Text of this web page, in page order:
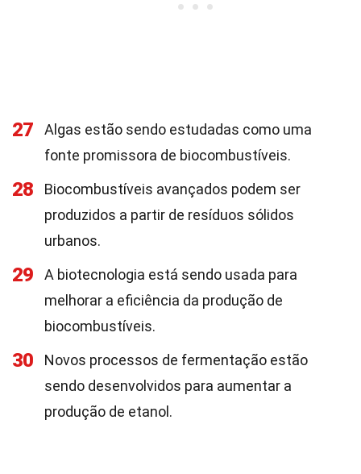
27
Algas estão sendo estudadas como uma
fonte promissora de biocombustíveis.
28
Biocombustíveis avançados podem ser
produzidos a partir de resíduos sólidos
urbanos.
29
A biotecnologia está sendo usada para
melhorar a eficiência da produção de
biocombustíveis.
30
Novos processos de fermentação estão
sendo desenvolvidos para aumentar a
produção de etanol.